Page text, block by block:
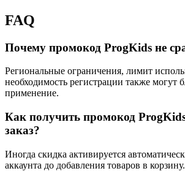
FAQ
Почему промокод ProgKids не
Региональные ограничения, лимит
необходимость регистрации также могут
применение.
Как получить промокод
заказ?
Иногда скидка активируется
аккаунта до добавления товаров в корзину.